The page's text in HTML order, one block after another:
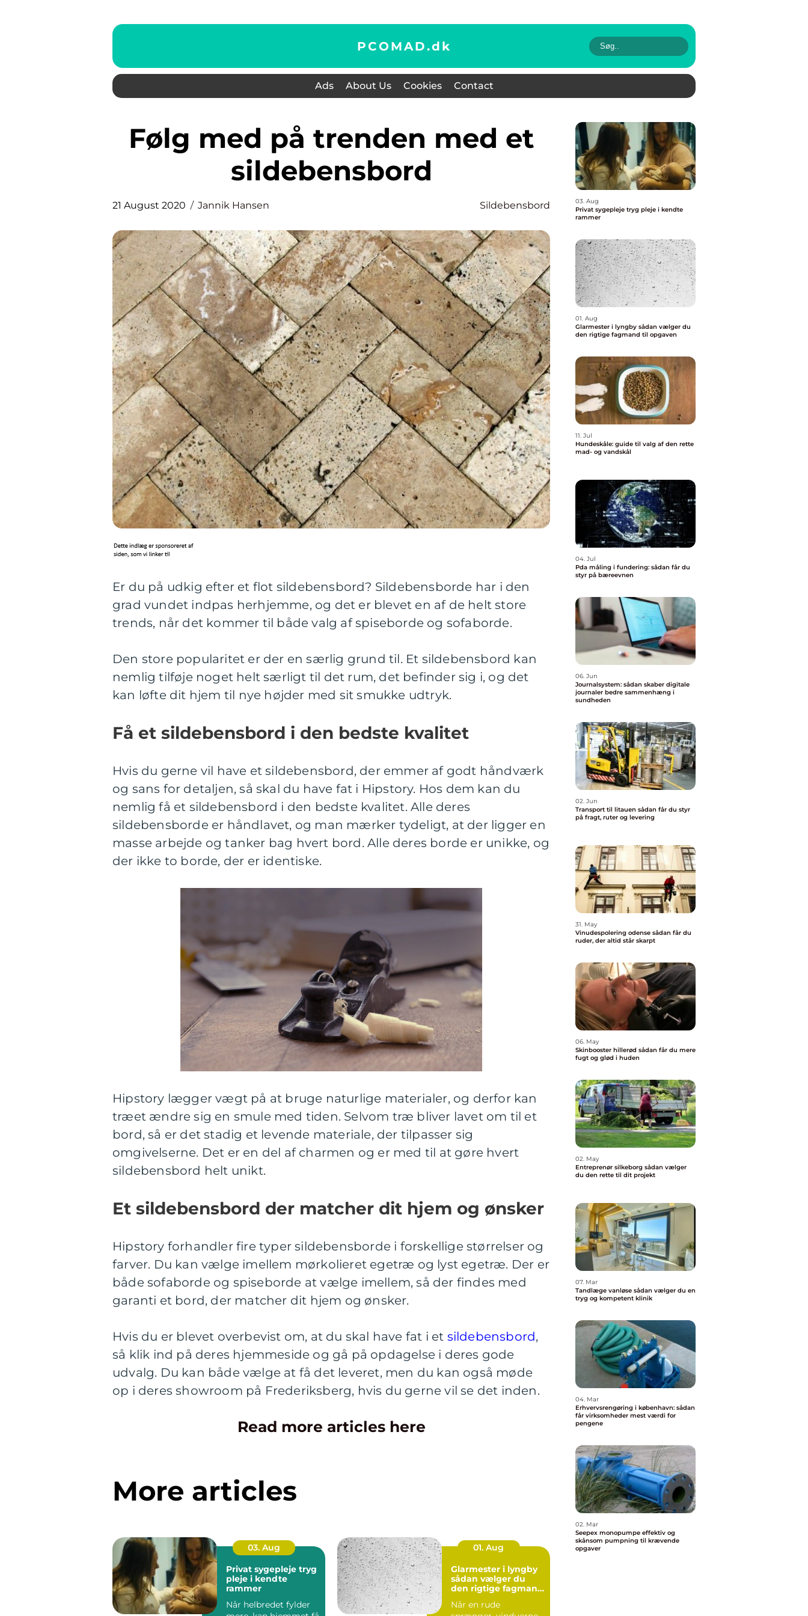
PCOMAD.dk
Ads About Us Cookies Contact
Følg med på trenden med et
sildebensbord
21 August 2020 Jannik Hansen Sildebensbord
Er du på udkig efter et flot sildebensbord? Sildebensborde har i den
grad vundet indpas herhjemme, og det er blevet en af de helt store
trends, når det kommer til både valg af spiseborde og sofaborde.
Den store popularitet er der en særlig grund til. Et sildebensbord kan
nemlig tilføje noget helt særligt til det rum, det befinder sig i, og det
kan løfte dit hjem til nye højder med sit smukke udtryk.
Få et sildebensbord i den bedste kvalitet
Hvis du gerne vil have et sildebensbord, der emmer af godt håndværk
og sans for detaljen, så skal du have fat i Hipstory. Hos dem kan du
nemlig få et sildebensbord i den bedste kvalitet. Alle deres
sildebensborde er håndlavet, og man mærker tydeligt, at der ligger en
masse arbejde og tanker bag hvert bord. Alle deres borde er unikke, og
der ikke to borde, der er identiske.
Hipstory lægger vægt på at bruge naturlige materialer, og derfor kan
træet ændre sig en smule med tiden. Selvom træ bliver lavet om til et
bord, så er det stadig et levende materiale, der tilpasser sig
omgivelserne. Det er en del af charmen og er med til at gøre hvert
sildebensbord helt unikt.
Et sildebensbord der matcher dit hjem og ønsker
Hipstory forhandler fire typer sildebensborde i forskellige størrelser og
farver. Du kan vælge imellem mørkolieret egetræ og lyst egetræ. Der er
både sofaborde og spiseborde at vælge imellem, så der findes med
garanti et bord, der matcher dit hjem og ønsker.
Hvis du er blevet overbevist om, at du skal have fat i et sildebensbord,
så klik ind på deres hjemmeside og gå på opdagelse i deres gode
udvalg. Du kan både vælge at få det leveret, men du kan også møde
op i deres showroom på Frederiksberg, hvis du gerne vil se det inden.
Read more articles here
More articles
03. Aug
Privat sygepleje tryg
pleje i kendte
rammer
Når helbredet fylder
01. Aug
Glarmester i lyngby
sådan vælger du
den rigtige fagmand
Når en rude
03. Aug
Privat sygepleje tryg pleje i kendte
rammer
01. Aug
Glarmester i lyngby sådan vælger du
den rigtige fagmand til opgaven
11. Jul
Hundeskåle: guide til valg af den rette
mad- og vandskål
04. Jul
Pda måling i fundering: sådan får du
styr på bæreevnen
06. Jun
Journalsystem: sådan skaber digitale
journaler bedre sammenhæng i
sundheden
02. Jun
Transport til litauen sådan får du styr
på fragt, ruter og levering
31. May
Vinudespolering odense sådan får du
ruder, der altid står skarpt
06. May
Skinbooster hillerød sådan får du mere
fugt og glød i huden
02. May
Entreprenør silkeborg sådan vælger
du den rette til dit projekt
07. Mar
Tandlæge vanløse sådan vælger du en
tryg og kompetent klinik
04. Mar
Erhvervsrengøring i københavn: sådan
får virksomheder mest værdi for
pengene
02. Mar
Seepex monopumpe effektiv og
skånsom pumpning til krævende
opgaver